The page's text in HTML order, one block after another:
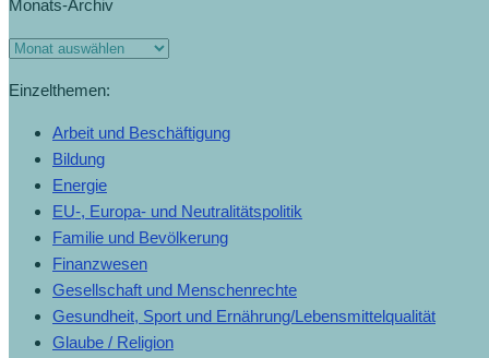
Monats-Archiv
Einzelthemen:
Arbeit und Beschäftigung
Bildung
Energie
EU-, Europa- und Neutralitätspolitik
Familie und Bevölkerung
Finanzwesen
Gesellschaft und Menschenrechte
Gesundheit, Sport und Ernährung/Lebensmittelqualität
Glaube / Religion